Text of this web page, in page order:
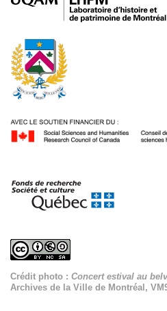
Crédit photo : Concert estival au
Archives de la Ville de Montréal,